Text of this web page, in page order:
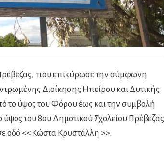
που επικύρωσε την σύμφωνη
Διοίκησης Ηπείρου και Δυτικής
το ύψος του Φόρου έως και την συμβολή
του 8ου Δημοτικού Σχολείου Πρέβεζας
οδό << Κώστα Κρυστάλλη >>.